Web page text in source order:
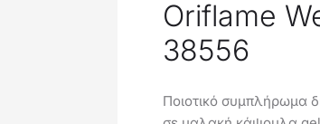
Oriflame
38556
Ποιοτικό συμπλήρωμα